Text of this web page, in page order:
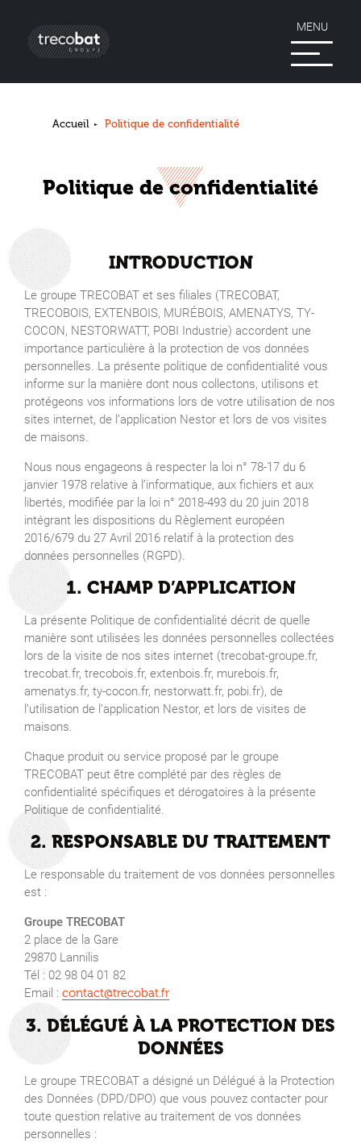
MENU
Accueil Politique de confidentialité
Politique de confidentialité
INTRODUCTION
Le groupe TRECOBAT et ses filiales (TRECOBAT,
TRECOBOIS, EXTENBOIS, MURÉBOIS, AMENATYS, TY-
COCON, NESTORWATT, POBI Industrie) accordent une
importance particulière à la protection de vos données
personnelles. La présente politique de confidentialité vous
informe sur la manière dont nous collectons, utilisons et
protégeons vos informations lors de votre utilisation de nos
sites internet, de l’application Nestor et lors de vos visites
de maisons.
Nous nous engageons à respecter la loi n° 78-17 du 6
janvier 1978 relative à l’informatique, aux fichiers et aux
libertés, modifiée par la loi n° 2018-493 du 20 juin 2018
intégrant les dispositions du Règlement européen
2016/679 du 27 Avril 2016 relatif à la protection des
données personnelles (RGPD).
1. CHAMP D’APPLICATION
La présente Politique de confidentialité décrit de quelle
manière sont utilisées les données personnelles collectées
lors de la visite de nos sites internet (trecobat-groupe.fr,
trecobat.fr, trecobois.fr, extenbois.fr, murebois.fr,
amenatys.fr, ty-cocon.fr, nestorwatt.fr, pobi.fr), de
l’utilisation de l’application Nestor, et lors de visites de
maisons.
Chaque produit ou service proposé par le groupe
TRECOBAT peut être complété par des règles de
confidentialité spécifiques et dérogatoires à la présente
Politique de confidentialité.
2. RESPONSABLE DU TRAITEMENT
Le responsable du traitement de vos données personnelles
est :
Groupe TRECOBAT
2 place de la Gare
29870 Lannilis
Tél : 02 98 04 01 82
Email : contact@trecobat.fr
3. DÉLÉGUÉ À LA PROTECTION DES
DONNÉES
Le groupe TRECOBAT a désigné un Délégué à la Protection
des Données (DPD/DPO) que vous pouvez contacter pour
toute question relative au traitement de vos données
personnelles :